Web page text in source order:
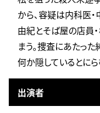
から、容疑は内科医
由紀とそば屋の店員
まう。捜査にあたっ
何か隠しているとにら
出演者